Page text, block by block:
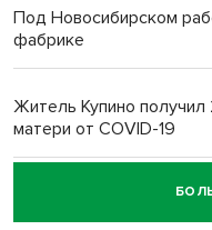
Под Новосибирском
фабрике
Житель Купино
матери от COVID-19
Новосибирский суд
пенсионерки на вокзале